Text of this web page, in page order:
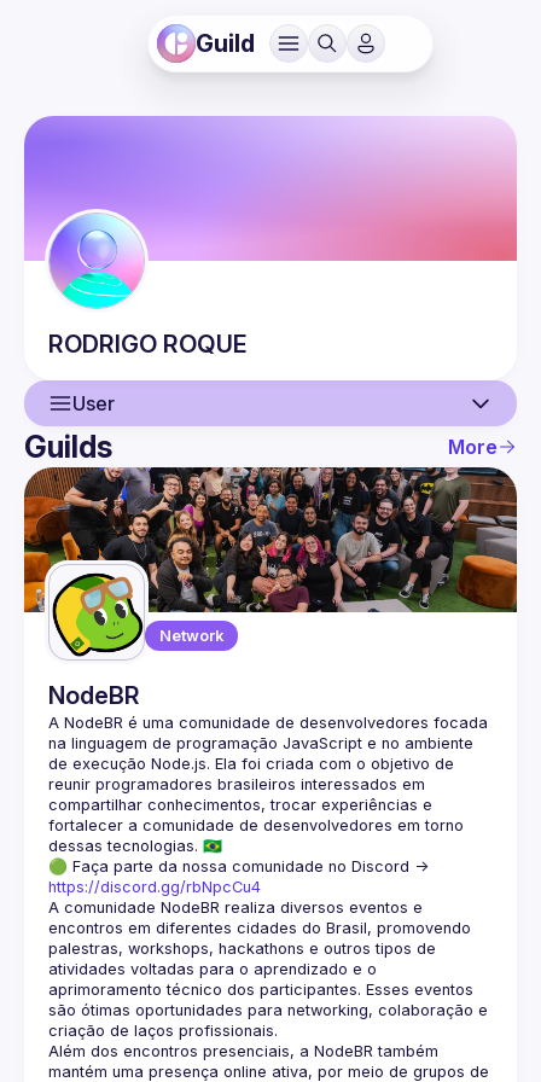
Guild
RODRIGO ROQUE
User
User
Guilds
Guilds More
Network
NodeBR
A NodeBR é uma comunidade de desenvolvedores focada
na linguagem de programação JavaScript e no ambiente
de execução Node.js. Ela foi criada com o objetivo de
reunir programadores brasileiros interessados em
compartilhar conhecimentos, trocar experiências e
fortalecer a comunidade de desenvolvedores em torno
🟢 Faça parte da nossa comunidade no Discord ->
https://discord.gg/rbNpcCu4
A comunidade NodeBR realiza diversos eventos e
encontros em diferentes cidades do Brasil, promovendo
palestras, workshops, hackathons e outros tipos de
atividades voltadas para o aprendizado e o
aprimoramento técnico dos participantes. Esses eventos
são ótimas oportunidades para networking, colaboração e
Além dos encontros presenciais, a NodeBR também
mantém uma presença online ativa, por meio de grupos de